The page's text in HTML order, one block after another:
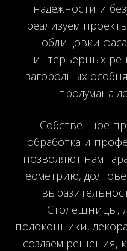
надежности и
реализуем
облицовки
интерьерных
загородных
продумана
Собственное
обработка и
позволяют нам
геометрию,
Столешницы,
подоконники,
создаем решения,